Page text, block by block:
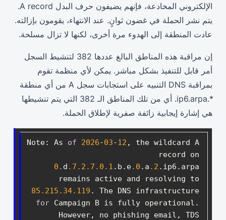
الإلكتروني المخادعة، فإنهم يضيفون حرف البدل A record.
يتم نشر الحملة في غضون ثوانٍ. عند الانتهاء، يقومون بإزالته.
عادت المنطقة إلى الهدوء مرة أخرى، لكنها لا تزال مسلحة.
إن مراقبة هذه المناطق البالغ عددها 382 لتنشيط السجل
أمر قابل للتنفيذ بشكل مباشر. يمكن لأي منظمة تقوم
بمراقبة DNS التنبيه على استجابات سجل A من أي منطقة
*.ip6.arpa. أي من تلك المناطق الـ 382 التي يتم تنشيطها
هي إشارة إيجابية زائفة صفرية لإطلاق الحملة.
Note: As of 2026-03-12 , the wildcard A
0. d .7 .2 .7 .0 .1 .b.e.0 .a .2 .ip6.arpa
85.215 .34.119
. The DNS infrastructure
for Campaign B is fully operational.
However, no phishing email, TDS